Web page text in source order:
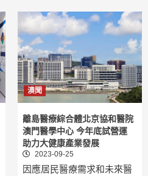
澳聞
離島醫療綜合體北京協和醫院
澳門醫學中心 今年底試營運
助力大健康產業發展
2023-09-25
因應居民醫療需求和未來醫